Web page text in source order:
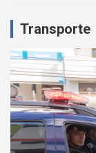
Transporte